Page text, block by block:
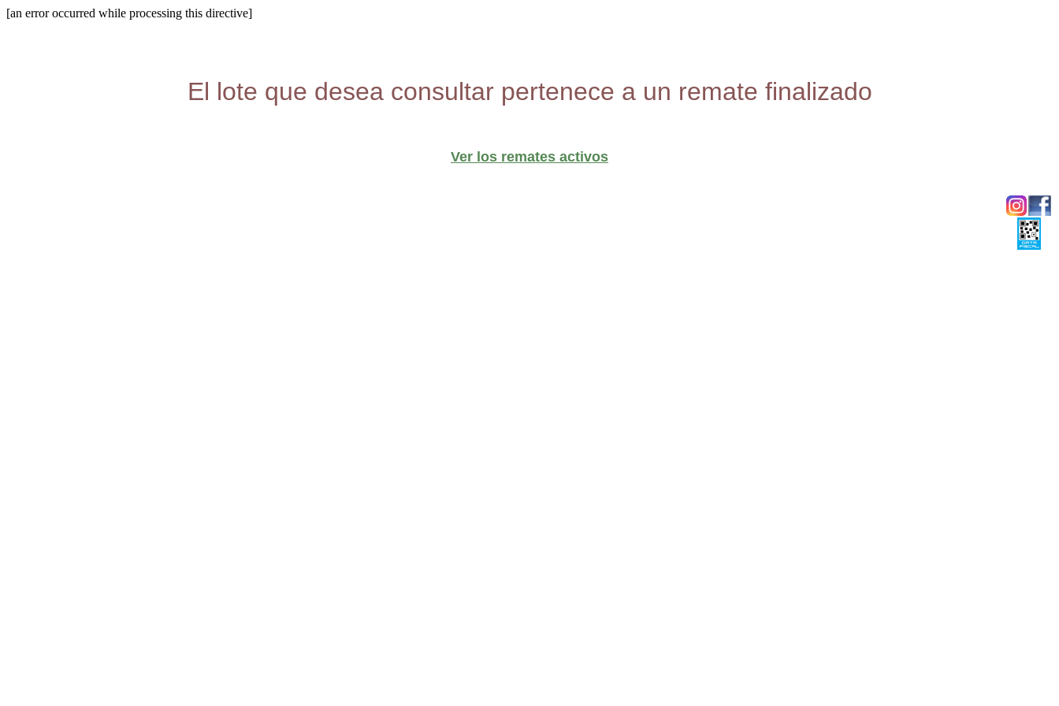
[an error occurred while processing this directive]
El lote que desea consultar pertenece a un remate finalizado
Ver los remates activos